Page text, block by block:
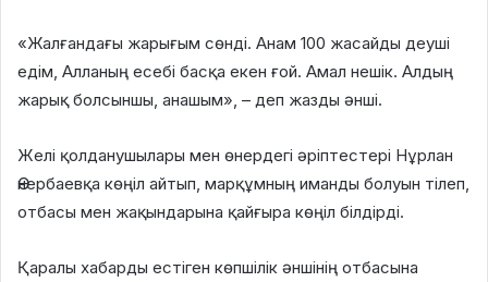
«Жалғандағы жарығым сөнді. Анам 100 жасайды деуші
едім, Алланың есебі басқа екен ғой. Амал нешік. Алдың
жарық болсыншы, анашым», – деп жазды әнші.
Желі қолданушылары мен өнердегі әріптестері Нұрлан
Өнербаевқа көңіл айтып, марқұмның иманды болуын тілеп,
отбасы мен жақындарына қайғыра көңіл білдірді.
Қаралы хабарды естіген көпшілік әншінің отбасына